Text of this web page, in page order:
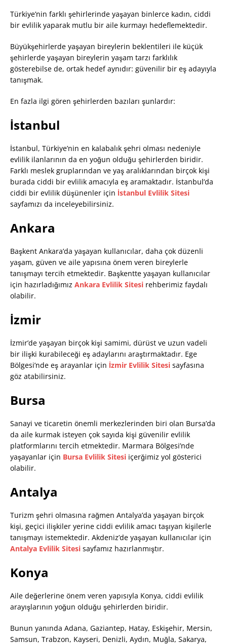
Türkiye’nin farklı şehirlerinde yaşayan binlerce kadın, ciddi
bir evlilik yaparak mutlu bir aile kurmayı hedeflemektedir.
Büyükşehirlerde yaşayan bireylerin beklentileri ile küçük
şehirlerde yaşayan bireylerin yaşam tarzı farklılık
gösterebilse de, ortak hedef aynıdır: güvenilir bir eş adayıyla
tanışmak.
En fazla ilgi gören şehirlerden bazıları şunlardır:
İstanbul
İstanbul, Türkiye’nin en kalabalık şehri olması nedeniyle
evlilik ilanlarının da en yoğun olduğu şehirlerden biridir.
Farklı meslek gruplarından ve yaş aralıklarından birçok kişi
burada ciddi bir evlilik amacıyla eş aramaktadır. İstanbul’da
ciddi bir evlilik düşünenler için İstanbul Evlilik Sitesi
sayfamızı da inceleyebilirsiniz.
Ankara
Başkent Ankara’da yaşayan kullanıcılar, daha çok düzenli
yaşam, güven ve aile yapısına önem veren bireylerle
tanışmayı tercih etmektedir. Başkentte yaşayan kullanıcılar
için hazırladığımız Ankara Evlilik Sitesi rehberimiz faydalı
olabilir.
İzmir
İzmir’de yaşayan birçok kişi samimi, dürüst ve uzun vadeli
bir ilişki kurabileceği eş adaylarını araştırmaktadır. Ege
Bölgesi’nde eş arayanlar için İzmir Evlilik Sitesi sayfasına
göz atabilirsiniz.
Bursa
Sanayi ve ticaretin önemli merkezlerinden biri olan Bursa’da
da aile kurmak isteyen çok sayıda kişi güvenilir evlilik
platformlarını tercih etmektedir. Marmara Bölgesi’nde
yaşayanlar için Bursa Evlilik Sitesi içerğimiz yol gösterici
olabilir.
Antalya
Turizm şehri olmasına rağmen Antalya’da yaşayan birçok
kişi, geçici ilişkiler yerine ciddi evlilik amacı taşıyan kişilerle
tanışmayı istemektedir. Akdeniz’de yaşayan kullanıcılar için
Antalya Evlilik Sitesi sayfamız hazırlanmıştır.
Konya
Aile değerlerine önem veren yapısıyla Konya, ciddi evlilik
arayışlarının yoğun olduğu şehirlerden biridir.
Bunun yanında Adana, Gaziantep, Hatay, Eskişehir, Mersin,
Samsun, Trabzon, Kayseri, Denizli, Aydın, Muğla, Sakarya,